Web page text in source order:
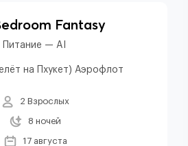
Fantasy
Питание — AI
на Пхукет) Аэрофлот
2 Взрослых
8 ночей
17 августа